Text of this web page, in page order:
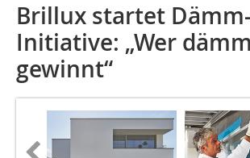
Brillux startet Dämm-
Initiative: „Wer
gewinnt“